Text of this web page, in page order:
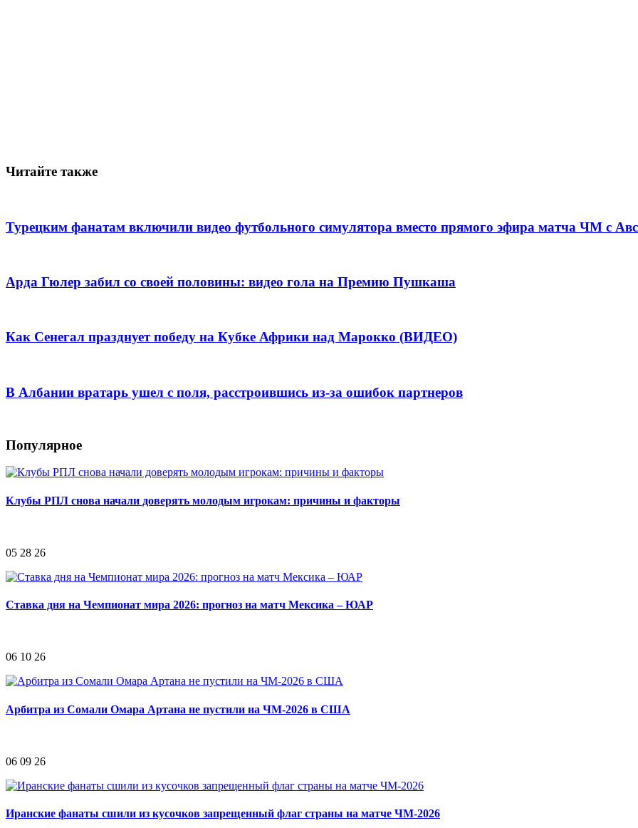
Читайте также
Турецким фанатам включили видео футбольного симулятора вместо прямого эфира матча ЧМ с
Арда Гюлер забил со своей половины: видео гола на Премию Пушкаша
Как Сенегал празднует победу на Кубке Африки над Марокко (ВИДЕО)
В Албании вратарь ушел с поля, расстроившись из-за ошибок партнеров
Популярное
Клубы РПЛ снова начали доверять молодым игрокам: причины и факторы
05 28 26
Ставка дня на Чемпионат мира 2026: прогноз на матч Мексика – ЮАР
06 10 26
Арбитра из Сомали Омара Артана не пустили на ЧМ-2026 в США
06 09 26
Иранские фанаты сшили из кусочков запрещенный флаг страны на матче ЧМ-2026